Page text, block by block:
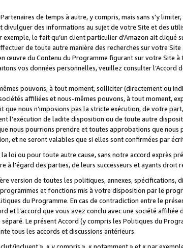
de temps à autre, y compris, mais sans s'y
divulguer des informations au sujet de votre Site et des
le fait qu’un client particulier d'Amazon ait cliqué
de toute autre manière des recherches sur votre
du Contenu du Programme figurant sur votre Site à
vos données personnelles, veuillez consulter l’Accord
pouvons, à tout moment, solliciter (directement ou
affiliées et nous-mêmes pouvons, à tout moment,
nous n’imposions pas la stricte exécution, de votre
l’exécution de ladite disposition ou de toute autre
nous pourrions prendre et toutes approbations que
et ne seront valables que si elles sont confirmées par
loi ou pour toute autre cause, sans notre accord exprès
l’égard des parties, de leurs successeurs et ayants droit
version de toutes les politiques, annexes, spécifications,
et fonctions mis à votre disposition par le
du Programme. En cas de contradiction entre le
l’accord que vous avez conclu avec une société affiliée
Le présent Accord (y compris les Politiques du
tous les accords et discussions antérieurs.